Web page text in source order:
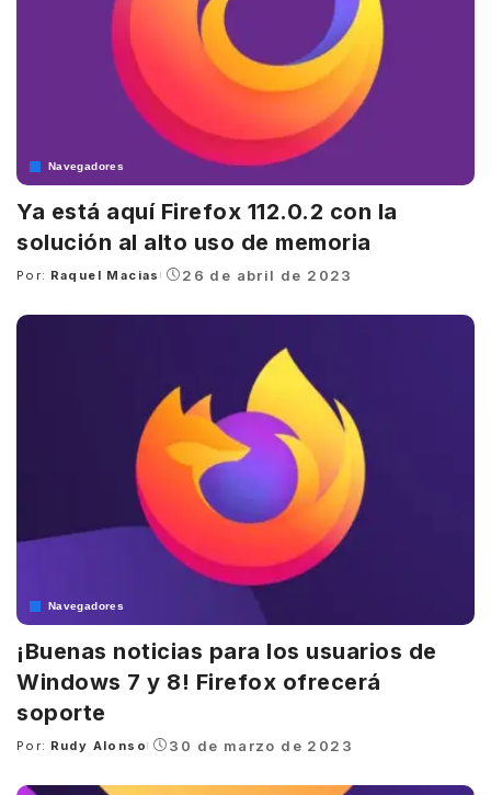
Navegadores
Ya está aquí Firefox 112.0.2 con la
solución al alto uso de memoria
Posted
Por: Raquel Macias 26 de abril de 2023
Navegadores
¡Buenas noticias para los usuarios de
Windows 7 y 8! Firefox ofrecerá
soporte
Posted
Por: Rudy Alonso 30 de marzo de 2023